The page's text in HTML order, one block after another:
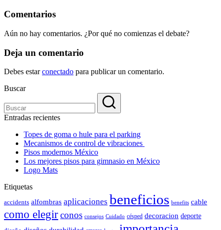
Comentarios
Aún no hay comentarios. ¿Por qué no comienzas el debate?
Deja un comentario
Debes estarconectado para publicar un comentario.
Buscar
Entradas recientes
Topes de goma o hule para el parking
Mecanismos de control de vibraciones
Pisos modernos México
Los mejores pisos para gimnasio en México
Logo Mats
Etiquetas
accidents alfombras aplicaciones beneficios benefits cable
como elegirconos consejos Cuidado césped decoracion deporte